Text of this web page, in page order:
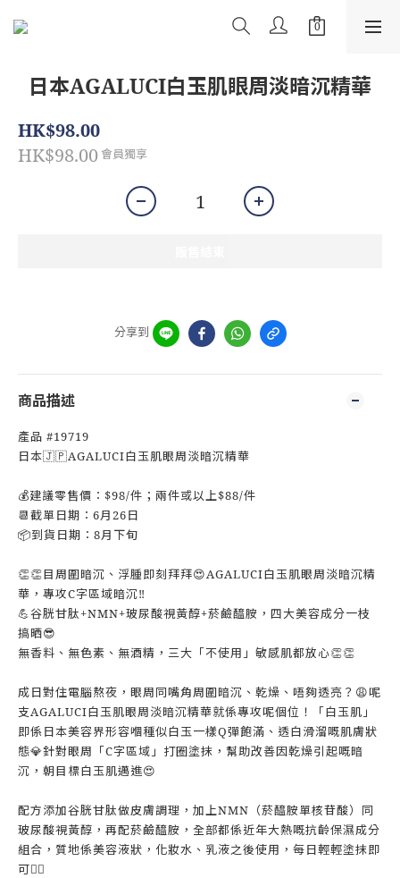
日本AGALUCI白玉肌眼周淡暗沉精華
HK$98.00
HK$98.00 會員獨享
分享到
商品描述
產品 #19719
日本🇯🇵AGALUCI白玉肌眼周淡暗沉精華
💰建議零售價：$98/件；兩件或以上$88/件
📆截單日期：6月26日
📦到貨日期：8月下旬
👏👏目周圍暗沉、浮腫即刻拜拜😍AGALUCI白玉肌眼周淡暗沉精
華，專攻C字區域暗沉‼️
💪谷胱甘肽+NMN+玻尿酸視黃醇+菸鹼醯胺，四大美容成分一枝
搞晒😎
無香料、無色素、無酒精，三大「不使用」敏感肌都放心👏👏
成日對住電腦熬夜，眼周同嘴角周圍暗沉、乾燥、唔夠透亮？😩呢
支AGALUCI白玉肌眼周淡暗沉精華就係專攻呢個位！「白玉肌」
即係日本美容界形容嗰種似白玉一樣Q彈飽滿、透白滑溜嘅肌膚狀
態💎針對眼周「C字區域」打圈塗抹，幫助改善因乾燥引起嘅暗
沉，朝目標白玉肌邁進😍
配方添加谷胱甘肽做皮膚調理，加上NMN（菸醯胺單核苷酸）同
玻尿酸視黃醇，再配菸鹼醯胺，全部都係近年大熱嘅抗齡保濕成分
組合，質地係美容液狀，化妝水、乳液之後使用，每日輕輕塗抹即
可👍🏻